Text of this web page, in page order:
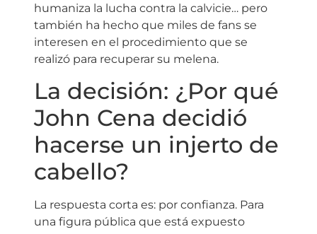
humaniza la lucha contra la calvicie… pero
también ha hecho que miles de fans se
interesen en el procedimiento que se
realizó para recuperar su melena.
La decisión: ¿Por qué
John Cena decidió
hacerse un injerto de
cabello?
La respuesta corta es: por confianza. Para
una figura pública que está expuesto